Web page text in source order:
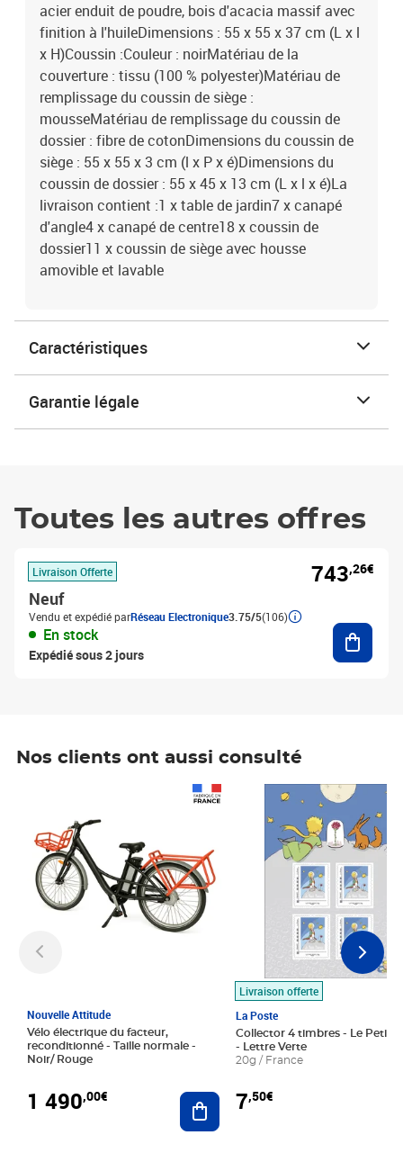
acier enduit de poudre, bois d'acacia massif avec
finition à l'huileDimensions : 55 x 55 x 37 cm (L x l
x H)Coussin :Couleur : noirMatériau de la
couverture : tissu (100 % polyester)Matériau de
remplissage du coussin de siège :
mousseMatériau de remplissage du coussin de
dossier : fibre de cotonDimensions du coussin de
siège : 55 x 55 x 3 cm (l x P x é)Dimensions du
coussin de dossier : 55 x 45 x 13 cm (L x l x é)La
livraison contient :1 x table de jardin7 x canapé
d'angle4 x canapé de centre18 x coussin de
dossier11 x coussin de siège avec housse
amovible et lavable
Caractéristiques
Garantie légale
Toutes les autres offres
Livraison Offerte
Neuf
Vendu et expédié parRéseau Electronique3.75/5(106)
En stock
Expédié sous 2 jours
743,26€
Nos clients ont aussi consulté
Nouvelle Attitude
Vélo électrique du facteur,
reconditionné - Taille normale -
Noir/ Rouge
1 490,00€ Ajouter au panier
Livraison offerte
La Poste
Collector 4 timbres - Le Petit
- Lettre Verte
20g / France
7,50€
Prix 7,50€